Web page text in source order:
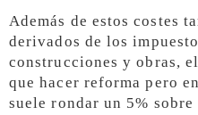
Además de estos costes
derivados de los
construcciones y obras,
que hacer reforma pero
suele rondar un 5%